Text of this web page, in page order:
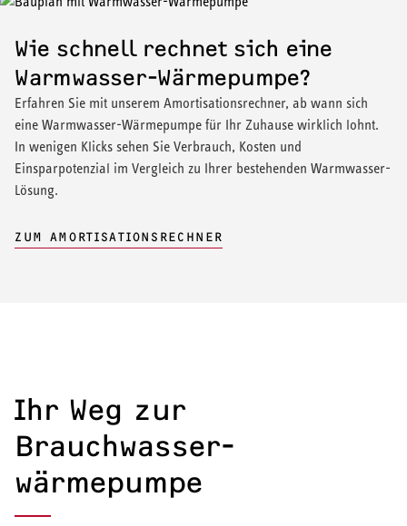
Wie schnell rechnet sich eine
Warmwasser-Wärmepumpe?
Erfahren Sie mit unserem Amortisationsrechner, ab wann sich
eine Warmwasser-Wärmepumpe für Ihr Zuhause wirklich lohnt.
In wenigen Klicks sehen Sie Verbrauch, Kosten und
Einsparpotenzial im Vergleich zu Ihrer bestehenden Warmwasser-
Lösung.
ZUM AMORTISATIONSRECHNER
Ihr Weg zur
Brauchwasser­
wärmepumpe